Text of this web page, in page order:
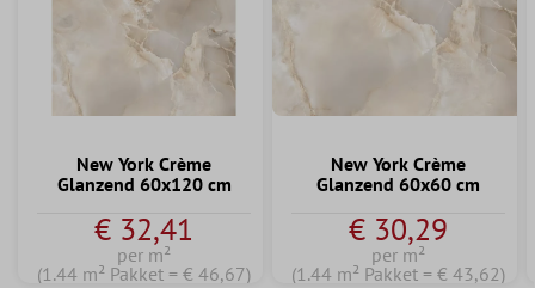
New York Crème
Glanzend 60x120 cm
€ 32,41
per m²
(1.44 m² Pakket = € 46,67)
New York Crème
Glanzend 60x60 cm
€ 30,29
per m²
(1.44 m² Pakket = € 43,62)